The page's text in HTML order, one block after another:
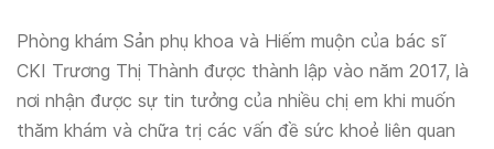
Phòng khám Sản phụ khoa và Hiếm muộn của bác sĩ
CKI Trương Thị Thành được thành lập vào năm 2017, là
nơi nhận được sự tin tưởng của nhiều chị em khi muốn
thăm khám và chữa trị các vấn đề sức khoẻ liên quan